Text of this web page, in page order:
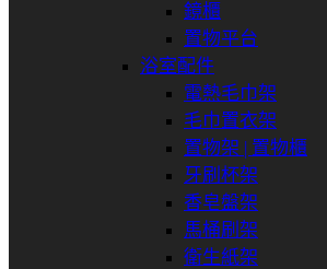
鏡櫃
置物平台
浴室配件
電熱毛巾架
毛巾置衣架
置物架 | 置物櫃
牙刷杯架
香皂盤架
馬桶刷架
衛生紙架